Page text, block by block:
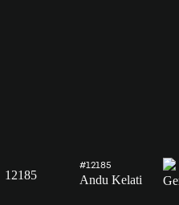
12185
#12185
Andu Kelati